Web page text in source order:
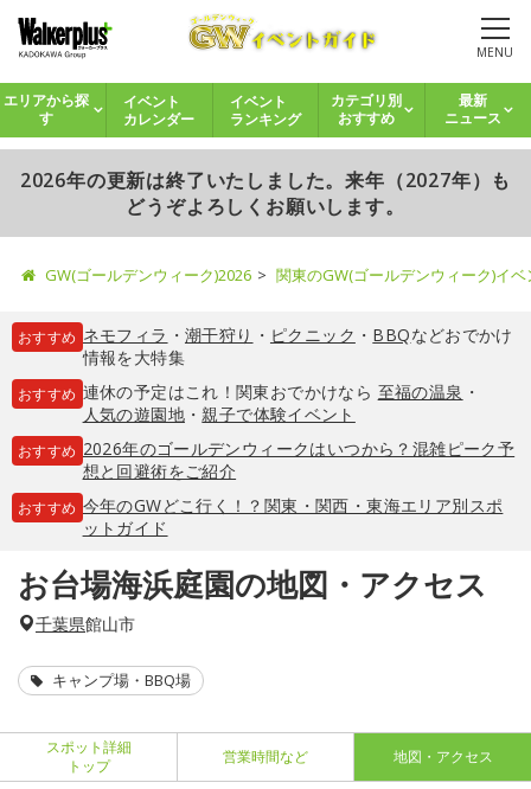
MENU
エリアから探
す
イベント
カレンダー
イベント
ランキング
カテゴリ別
おすすめ
最新
ニュース
2026年の更新は終了いたしました。来年（2027年）も
どうぞよろしくお願いします。
GW(ゴールデンウィーク)2026 関東のGW(ゴールデンウィーク)イ
おすすめ ネモフィラ ・ 潮干狩り ・ ピクニック ・ BBQなどおでかけ
情報を大特集
おすすめ 連休の予定はこれ！関東おでかけなら 至福の温泉 ・
人気の遊園地・親子で体験イベント
おすすめ 2026年のゴールデンウィークはいつから？混雑ピーク予
想と回避術をご紹介
おすすめ 今年のGWどこ行く！？関東・関西・東海エリア別スポ
ットガイド
お台場海浜庭園の地図・アクセス
千葉県館山市
キャンプ場・BBQ場
スポット詳細
トップ
営業時間など 地図・アクセス